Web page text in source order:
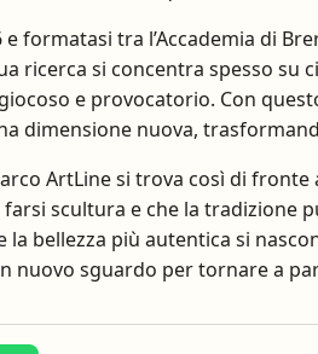
formatasi tra l’Accademia di
ricerca si concentra spesso
e provocatorio. Con
dimensione nuova,
ArtLine si trova così di fronte
scultura e che la tradizione
la bellezza più autentica si
nuovo sguardo per tornare a